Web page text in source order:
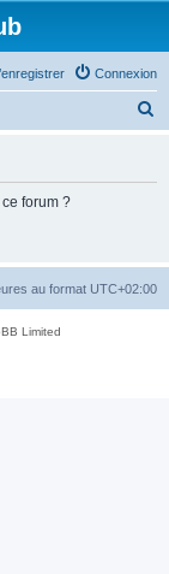
Connexion
h
forum ?
au format UTC+02:00
Limited